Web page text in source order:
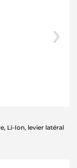
Li-Ion, levier latéral